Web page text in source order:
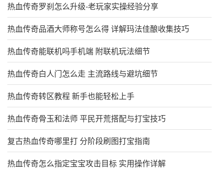
热血传奇罗刹怎么升级-老玩家实操经验分享
热血传奇品酒大师称号怎么得 详解玛法佳酿收集技巧
热血传奇能联机吗手机端 附联机玩法细节
热血传奇白人门怎么走 主流路线与避坑细节
热血传奇转区教程 新手也能轻松上手
热血传奇骨玉和法师 平民开荒搭配与打宝技巧
复古热血传奇哪里打 分阶段刷图打宝指南
热血传奇怎么指定宝宝攻击目标 实用操作详解